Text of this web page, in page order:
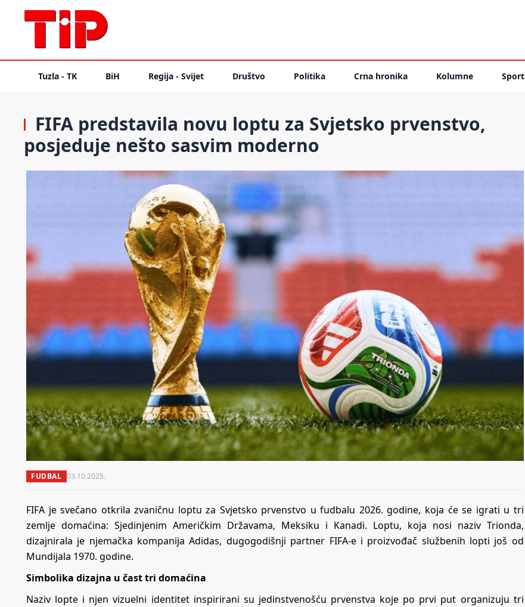
Tuzla - TK BiH Regija - Svijet Društvo Politika Crna hronika Kolumne Sport
FIFA predstavila novu loptu za Svjetsko prvenstvo,
posjeduje nešto sasvim moderno
FUDBAL 03.10.2025.
FIFA je svečano otkrila zvaničnu loptu za Svjetsko prvenstvo u fudbalu 2026. godine, koja će se igrati u tri
zemlje domaćina: Sjedinjenim Američkim Državama, Meksiku i Kanadi. Loptu, koja nosi naziv Trionda,
dizajnirala je njemačka kompanija Adidas, dugogodišnji partner FIFA-e i proizvođač službenih lopti još od
Mundijala 1970. godine.
Simbolika dizajna u čast tri domaćina
Naziv lopte i njen vizuelni identitet inspirirani su jedinstvenošću prvenstva koje po prvi put organizuju tri